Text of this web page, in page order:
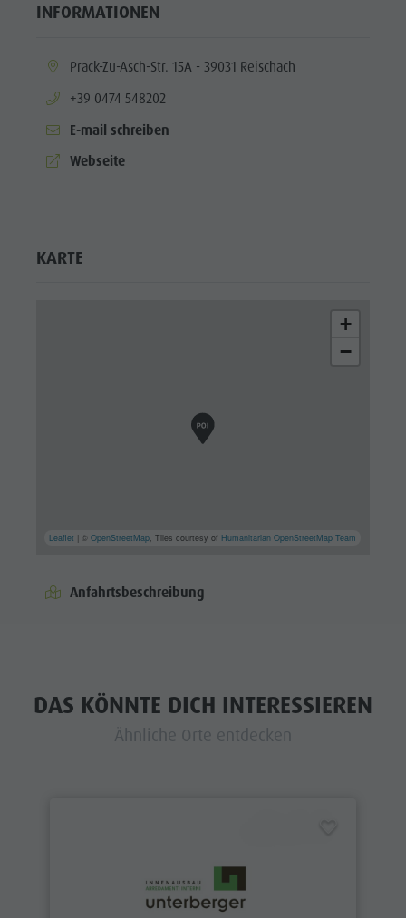
INFORMATIONEN
aria.location:
Prack-Zu-Asch-Str. 15A - 39031 Reischach
aria.phone:
+39 0474 548202
E-mail schreiben
aria.website:
Webseite
KARTE
+
−
Leaflet | ©OpenStreetMap, Tiles courtesy of Humanitarian OpenStreetMap Team
Anfahrtsbeschreibung
DAS KÖNNTE DICH INTERESSIEREN
Ähnliche Orte entdecken